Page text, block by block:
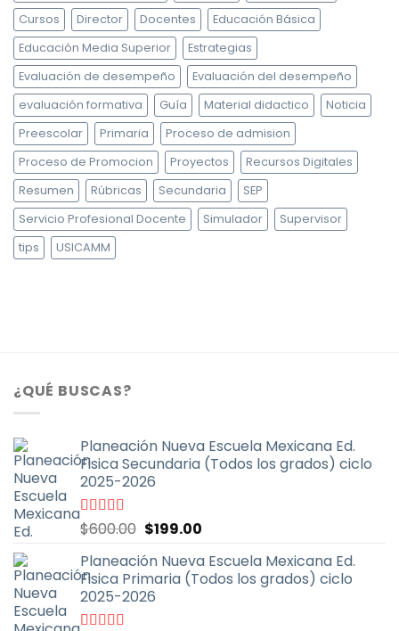
Cursos
Director Docentes
Educación Básica
Educación Media Superior
Estrategias
Evaluación de desempeño
Evaluación del desempeño
evaluación formativa
Guía Material didactico
Noticia
Preescolar
Primaria
Proceso de admision
Proceso de Promocion
Proyectos
Recursos Digitales
Resumen
Rúbricas Secundaria
SEP
Servicio Profesional Docente
Simulador
Supervisor
tips
USICAMM
¿QUÉ BUSCAS?
Planeación Nueva Escuela Mexicana Ed.
Fisica Secundaria (Todos los grados) ciclo
2025-2026
Valorado
con
5
$600.00 El
original
era:
$600.00.
$199.00El
actual
es:
Planeación Nueva Escuela Mexicana Ed.
Fisica Primaria (Todos los grados) ciclo
2025-2026